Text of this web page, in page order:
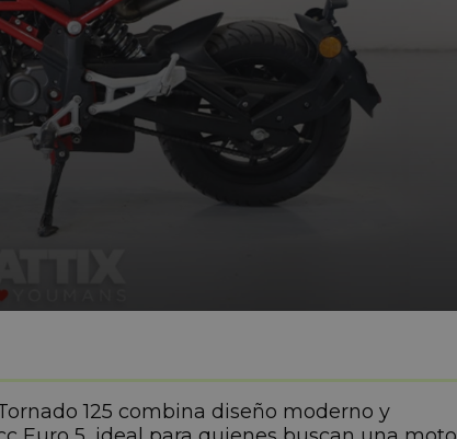
125 combina diseño moderno y